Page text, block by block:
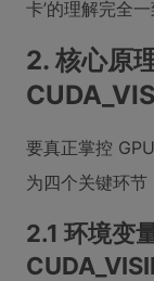
卡’的理解完全一
2. 核心原
要真正掌控
为四个关键环节
2.1 环境变